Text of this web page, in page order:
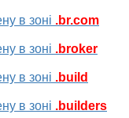
в зоні .br.com
в зоні .broker
в зоні .build
в зоні .builders